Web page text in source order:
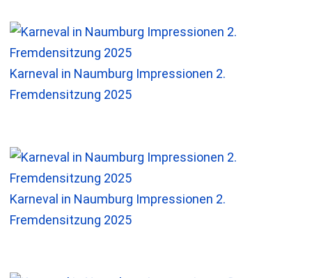
Karneval in Naumburg Impressionen 2.
Fremdensitzung 2025
Karneval in Naumburg Impressionen 2.
Fremdensitzung 2025